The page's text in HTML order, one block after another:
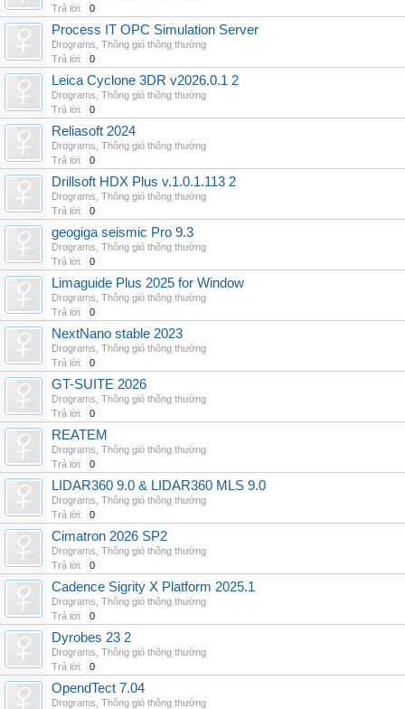
Trả lời:
0
Process IT OPC Simulation Server
Drograms Thông gió thông thường
Trả lời:
0
Leica Cyclone 3DR v2026.0.1 2
Drograms Thông gió thông thường
Trả lời:
0
Reliasoft 2024
Drograms Thông gió thông thường
Trả lời:
0
Drillsoft HDX Plus v.1.0.1.113 2
Drograms Thông gió thông thường
Trả lời:
0
geogiga seismic Pro 9.3
Drograms Thông gió thông thường
Trả lời:
0
Limaguide Plus 2025 for Window
Drograms Thông gió thông thường
Trả lời:
0
NextNano stable 2023
Drograms Thông gió thông thường
Trả lời:
0
GT-SUITE 2026
Drograms Thông gió thông thường
Trả lời:
0
REATEM
Drograms Thông gió thông thường
Trả lời:
0
LIDAR360 9.0 & LIDAR360 MLS 9.0
Drograms Thông gió thông thường
Trả lời:
0
Cimatron 2026 SP2
Drograms Thông gió thông thường
Trả lời:
0
Cadence Sigrity X Platform 2025.1
Drograms Thông gió thông thường
Trả lời:
0
Dyrobes 23 2
Drograms Thông gió thông thường
Trả lời:
0
OpendTect 7.04
Drograms Thông gió thông thường